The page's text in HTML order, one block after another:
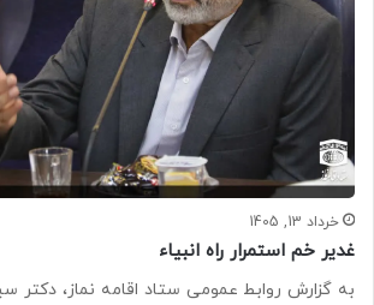
خرداد 13, 1405
غدیر خم استمرار راه انبیاء
به گزارش روابط عمومی ستاد اقامه نماز، دکتر